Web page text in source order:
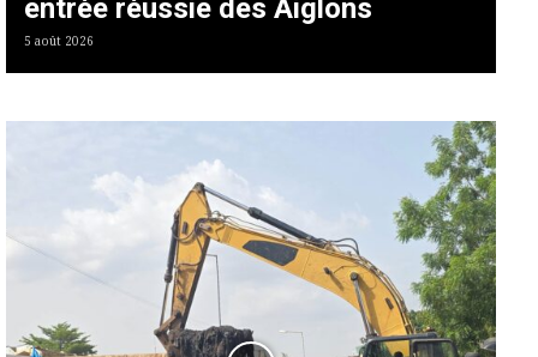
entrée réussie des Aiglons
5 août 2026